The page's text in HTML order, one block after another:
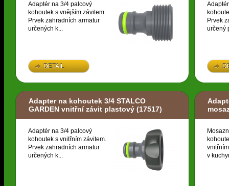
Adaptér na 3/4 palcový
kohoutek s vnějším závitem.
Prvek zahradních armatur
určených k...
DETAIL
Prvek
určený
Adapter na kohoutek 3/4 STALCO
GARDEN vnitřní závit plastový (17517)
Adaptér na 3/4 palcový
kohoutek s vnitřním závitem.
Prvek zahradních armatur
určených k...
v